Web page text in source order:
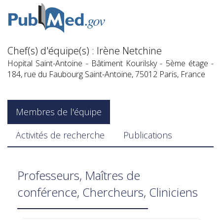
Chef(s) d'équipe(s) : Irène Netchine
Hopital Saint-Antoine - Bâtiment Kourilsky - 5ème étage -
184, rue du Faubourg Saint-Antoine, 75012 Paris, France
Membres de l'équipe
Activités de recherche
Publications
Professeurs, Maîtres de
conférence, Chercheurs, Cliniciens